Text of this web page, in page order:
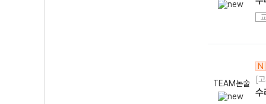
TEAM논술
N
[
수